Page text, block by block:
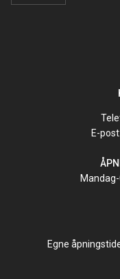
E-post:
Egne